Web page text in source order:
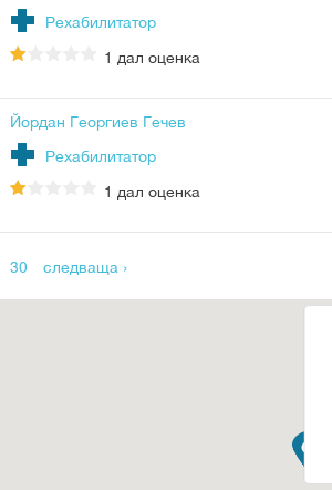
Рехабилитатор
1 дал оценка
Йордан Георгиев Гечев
Рехабилитатор
1 дал оценка
30 следваща ›